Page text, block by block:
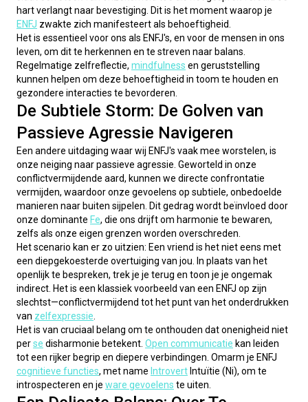
ENFJ zwakte zich manifesteert als behoeftigheid.
Het is essentieel voor ons als ENFJ's, en voor de mensen in ons
leven, om dit te herkennen en te streven naar balans.
Regelmatige zelfreflectie, mindfulness en geruststelling
kunnen helpen om deze behoeftigheid in toom te houden en
gezondere interacties te bevorderen.
De Subtiele Storm: De Golven van
Passieve Agressie Navigeren
Een andere uitdaging waar wij ENFJ's vaak mee worstelen, is
onze neiging naar passieve agressie. Geworteld in onze
conflictvermijdende aard, kunnen we directe confrontatie
vermijden, waardoor onze gevoelens op subtiele, onbedoelde
manieren naar buiten sijpelen. Dit gedrag wordt beïnvloed door
onze dominante Fe, die ons drijft om harmonie te bewaren,
zelfs als onze eigen grenzen worden overschreden.
Het scenario kan er zo uitzien: Een vriend is het niet eens met
een diepgekoesterde overtuiging van jou. In plaats van het
openlijk te bespreken, trek je je terug en toon je je ongemak
indirect. Het is een klassiek voorbeeld van een ENFJ op zijn
slechtst—conflictvermijdend tot het punt van het onderdrukken
van zelfexpressie
Het is van cruciaal belang om te onthouden dat onenigheid niet
per se disharmonie betekent. Open communicatie kan leiden
cognitieve functies, met name Introvert Intuïtie (Ni), om te
introspecteren en je ware gevoelens te uiten.